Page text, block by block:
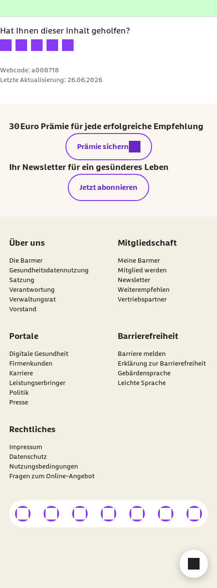
Hat Ihnen dieser Inhalt geholfen?
Ihre Bewertung: 1 Stern
Ihre Bewertung: 2 Sterne
Ihre Bewertung: 3 Sterne
Ihre Bewertung: 4 Sterne
Ihre Bewertung: 5 Sterne
Webcode: a008718
Letzte Aktualisierung: 26.06.2026
30 Euro Prämie für jede erfolgreiche Empfehlung
externer Link:
Prämie sichern
Ihr Newsletter für ein gesünderes Leben
Jetzt abonnieren
Über uns
Die Barmer
Gesundheitsdatennutzung
Satzung
Verantwortung
Verwaltungsrat
Vorstand
Mitgliedschaft
Meine Barmer
Mitglied werden
Newsletter
externer Link:
Weiterempfehlen
Vertriebspartner
Portale
Digitale Gesundheit
Firmenkunden
Karriere
Leistungserbringer
Politik
Presse
Barrierefreiheit
Barriere melden
Erklärung zur Barrierefreiheit
Gebärdensprache
Leichte Sprache
Rechtliches
Impressum
Datenschutz
Nutzungsbedingungen
Fragen zum Online-Angebot
Besuchen Sie dieBARMER auf
externer Linkexterner Linkexterner Linkexterner Linkexterner Linkexterner Link